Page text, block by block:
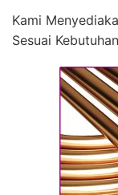
Kami
Sesuai